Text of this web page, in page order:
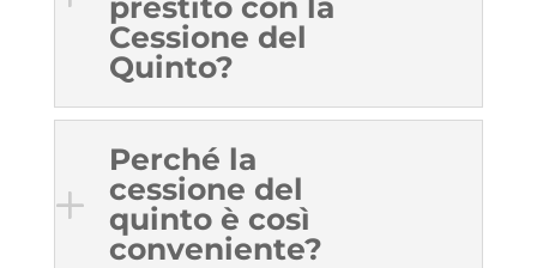
Cessione del
Quinto?
Perché la
cessione del
quinto è così
conveniente?